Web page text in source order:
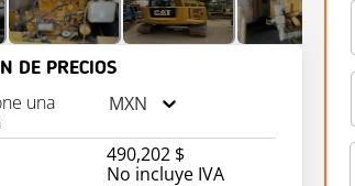
DE PRECIOS
una
MXN
490,202 $
No incluye IVA